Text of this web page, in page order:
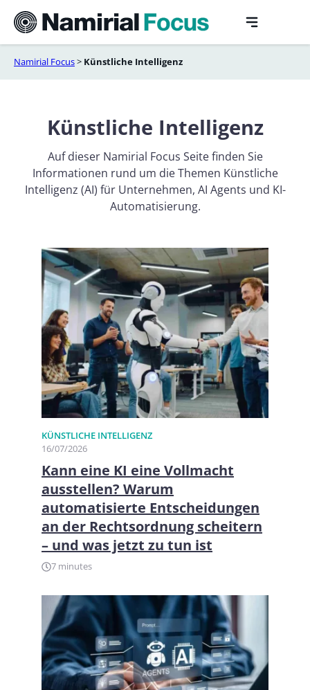
content
Namirial Focus> Künstliche Intelligenz
Künstliche Intelligenz
Auf dieser Namirial Focus Seite finden Sie
Informationen rund um die Themen Künstliche
Intelligenz (AI) für Unternehmen, AI Agents und KI-
Automatisierung.
KÜNSTLICHE INTELLIGENZ
16/07/2026
Kann eine KI eine Vollmacht
ausstellen? Warum
automatisierte Entscheidungen
an der Rechtsordnung scheitern
– und was jetzt zu tun ist
7 minutes